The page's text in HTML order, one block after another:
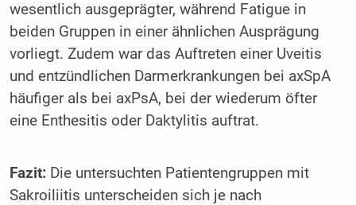
wesentlich ausgeprägter, während Fatigue in
beiden Gruppen in einer ähnlichen Ausprägung
vorliegt. Zudem war das Auftreten einer Uveitis
und entzündlichen Darmerkrankungen bei axSpA
häufiger als bei axPsA, bei der wiederum öfter
eine Enthesitis oder Daktylitis auftrat.
Fazit: Die untersuchten Patientengruppen mit
Sakroiliitis unterscheiden sich je nach